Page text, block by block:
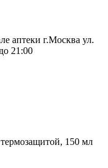
аптеки г.Москва ул.
21:00
150 мл